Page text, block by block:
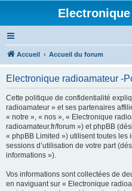
Accueil Accueil du forum
Electronique radioamateur -
Cette politique de confidentialité
radioamateur » et ses partenaires
« notre », « nos », « Electronique
radioamateur.fr/forum ») et phpBB
« phpBB Limited ») utilisent toutes les
sessions d’utilisation de votre part
informations »).
Vos informations sont collectées de
en naviguant sur « Electronique